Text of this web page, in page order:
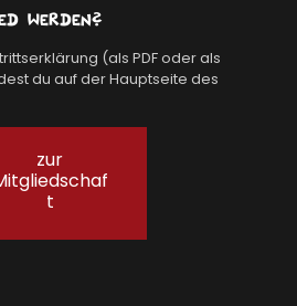
werden?
(als PDF oder als
du auf der Hauptseite des
zur
t